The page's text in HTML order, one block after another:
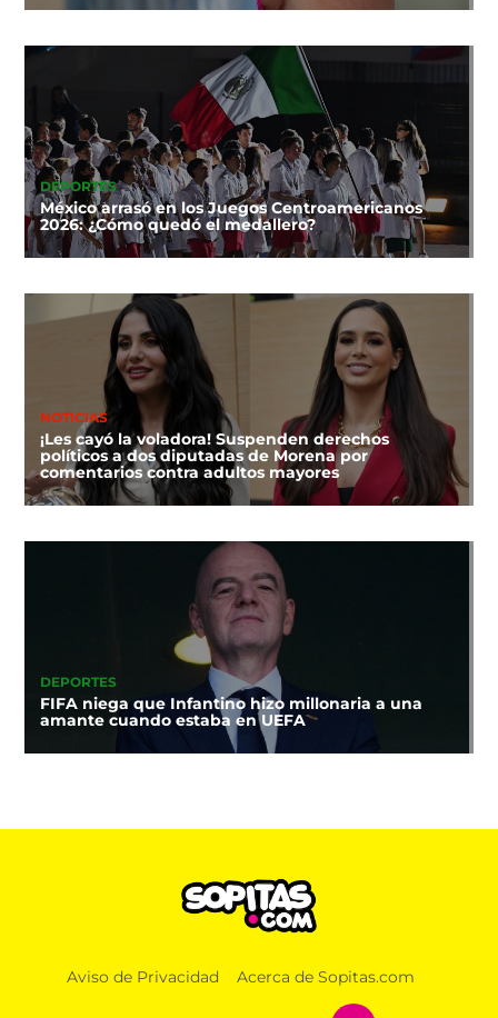
DEPORTES
México arrasó en los Juegos Centroamericanos
2026: ¿Cómo quedó el medallero?
NOTICIAS
¡Les cayó la voladora! Suspenden derechos
políticos a dos diputadas de Morena por
comentarios contra adultos mayores
DEPORTES
FIFA niega que Infantino hizo millonaria a una
amante cuando estaba en UEFA
Aviso de Privacidad Acerca de Sopitas.com